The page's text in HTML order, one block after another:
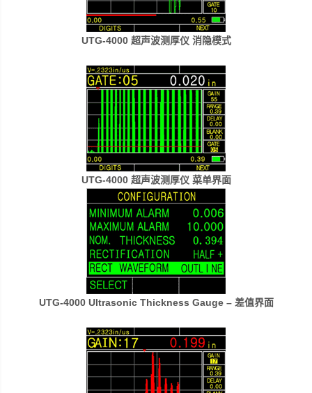
UTG-4000 超声波测厚仪 消隐模式
UTG-4000 超声波测厚仪 菜单界面
UTG-4000 Ultrasonic Thickness Gauge – 差值界面